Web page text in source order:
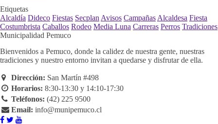
Etiquetas
Alcaldía Dideco Fiestas Secplan Avisos Campañas Alcaldesa Fiesta
Costumbrista Caballos Rodeo Media Luna Carreras Perros Tradiciones
Municipalidad Pemuco
Bienvenidos a Pemuco, donde la calidez de nuestra gente, nuestras
tradiciones y nuestro entorno invitan a quedarse y disfrutar de ella.
Dirección: San Martín #498
Horarios: 8:30-13:30 y 14:10-17:30
Teléfonos: (42) 225 9500
Email: info@munipemuco.cl